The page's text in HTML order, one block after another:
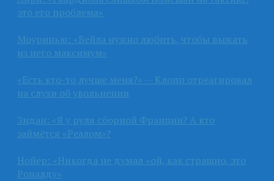
это его проблема»
Моуринью: «Бейла нужно любить, чтобы выжать
из него максимум»
«Есть кто-то лучше меня?» — Клопп отреагировал
на слухи об увольнении
Зидан: «Я у руля сборной Франции? А кто
займётся «Реалом»?
Нойер: «Никогда не думал «ой, как страшно, это
Роналду»